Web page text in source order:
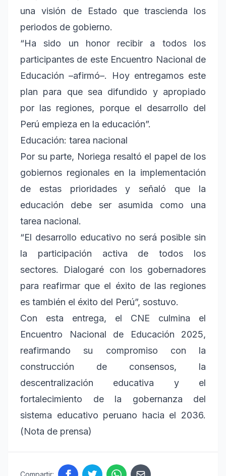
una visión de Estado que trascienda los
periodos de gobierno.
“Ha sido un honor recibir a todos los
participantes de este Encuentro Nacional de
Educación –afirmó–. Hoy entregamos este
plan para que sea difundido y apropiado
por las regiones, porque el desarrollo del
Perú empieza en la educación”.
Educación: tarea nacional
Por su parte, Noriega resaltó el papel de los
gobiernos regionales en la implementación
de estas prioridades y señaló que la
educación debe ser asumida como una
tarea nacional.
“El desarrollo educativo no será posible sin
la participación activa de todos los
sectores. Dialogaré con los gobernadores
para reafirmar que el éxito de las regiones
es también el éxito del Perú”, sostuvo.
Con esta entrega, el CNE culmina el
Encuentro Nacional de Educación 2025,
reafirmando su compromiso con la
construcción de consensos, la
descentralización educativa y el
fortalecimiento de la gobernanza del
sistema educativo peruano hacia el 2036.
(Nota de prensa)
Compartir: